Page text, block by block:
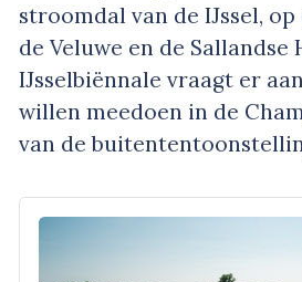
stroomdal van de IJssel,
de Veluwe en de Sallandse
IJsselbiënnale vraagt er
willen meedoen in de
van de